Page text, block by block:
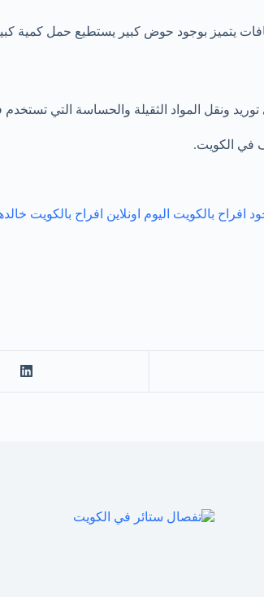
يتميز بوجود حوض كبير يستطيع حمل كمية
ونقل المواد الثقيلة والحساسة التي تستخدم
في الكويت.
افراح بالكويت اليوم اونلاين افراح بالكويت